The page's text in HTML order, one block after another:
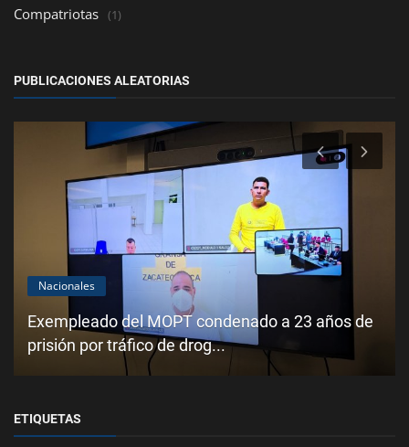
Compatriotas (1)
PUBLICACIONES ALEATORIAS
Nacionales
Exempleado del MOPT condenado a 23 años de
prisión por tráfico de drog...
ETIQUETAS